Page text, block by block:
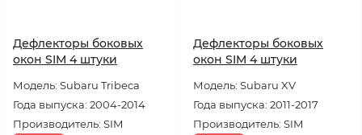
Дефлекторы боковых
окон SIM 4 штуки
Модель: Subaru Tribeca
Года выпуска: 2004-2014
Производитель: SIM
Дефлекторы боковых
окон SIM 4 штуки
Модель: Subaru XV
Года выпуска: 2011-2017
Производитель: SIM